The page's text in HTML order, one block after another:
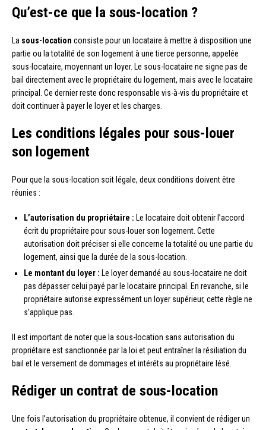
Qu’est-ce que la sous-location ?
La sous-location consiste pour un locataire à mettre à disposition une
partie ou la totalité de son logement à une tierce personne, appelée
sous-locataire, moyennant un loyer. Le sous-locataire ne signe pas de
bail directement avec le propriétaire du logement, mais avec le locataire
principal. Ce dernier reste donc responsable vis-à-vis du propriétaire et
doit continuer à payer le loyer et les charges.
Les conditions légales pour sous-louer
son logement
Pour que la sous-location soit légale, deux conditions doivent être
réunies :
L’autorisation du propriétaire : Le locataire doit obtenir l’accord
écrit du propriétaire pour sous-louer son logement. Cette
autorisation doit préciser si elle concerne la totalité ou une partie du
logement, ainsi que la durée de la sous-location.
Le montant du loyer : Le loyer demandé au sous-locataire ne doit
pas dépasser celui payé par le locataire principal. En revanche, si le
propriétaire autorise expressément un loyer supérieur, cette règle ne
s’applique pas.
Il est important de noter que la sous-location sans autorisation du
propriétaire est sanctionnée par la loi et peut entraîner la résiliation du
bail et le versement de dommages et intérêts au propriétaire lésé.
Rédiger un contrat de sous-location
Une fois l’autorisation du propriétaire obtenue, il convient de rédiger un